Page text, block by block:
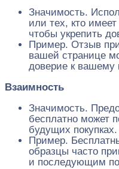
Значимость.
или тех, кто
чтобы укрепить
Пример. Отзыв
вашей странице
доверие к вашему
Взаимность
Значимость.
бесплатно может
будущих покупках.
Пример.
образцы часто
и последующим